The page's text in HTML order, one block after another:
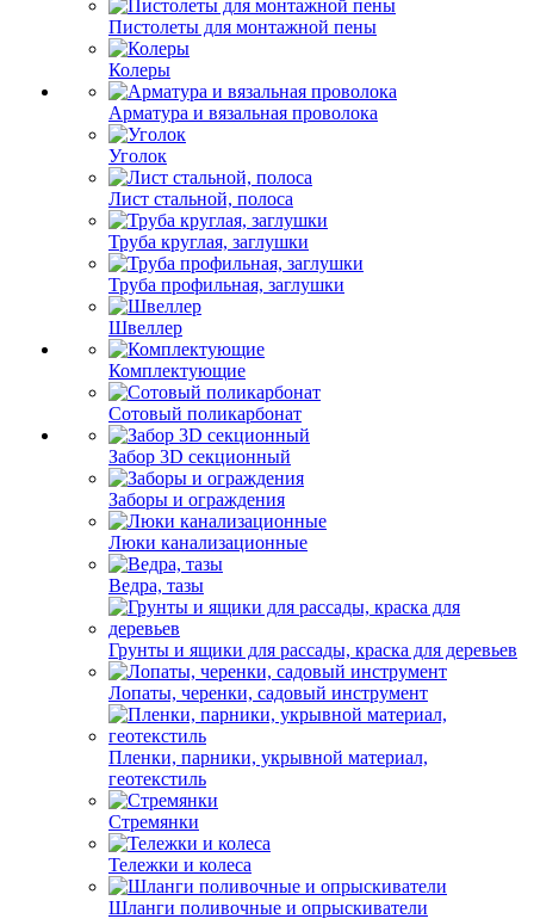
Пистолеты для монтажной пены
Колеры
Арматура и вязальная проволока
Уголок
Лист стальной, полоса
Труба круглая, заглушки
Труба профильная, заглушки
Швеллер
Комплектующие
Сотовый поликарбонат
Забор 3D секционный
Заборы и ограждения
Люки канализационные
Ведра, тазы
Грунты и ящики для рассады, краска для деревьев
Лопаты, черенки, садовый инструмент
Пленки, парники, укрывной материал,
геотекстиль
Стремянки
Тележки и колеса
Шланги поливочные и опрыскиватели